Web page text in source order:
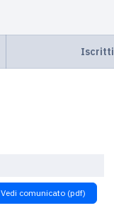
Iscritti
Vedi comunicato (pdf)